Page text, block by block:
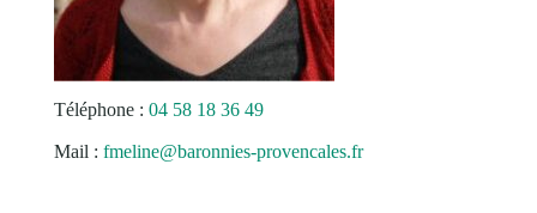
Téléphone : 04 58 18 36 49
Mail : fmeline@baronnies-provencales.fr